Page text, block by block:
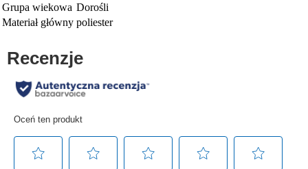
Grupa wiekowa Dorośli
Materiał główny poliester